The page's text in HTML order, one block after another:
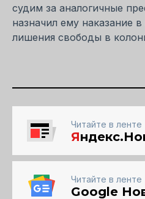
судим за аналогичные
назначил ему наказание
лишения свободы в
Читайте в ленте
Я
Читайте в ленте
Google